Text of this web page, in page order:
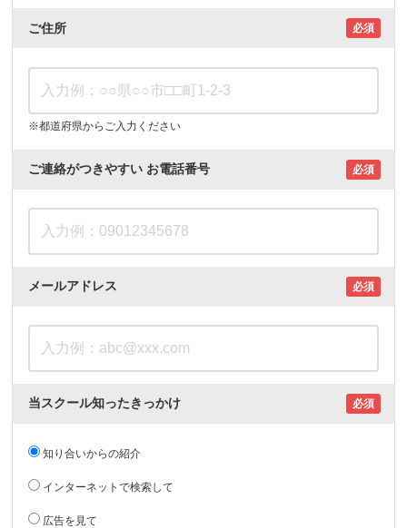
ご住所 必須
※都道府県からご入力ください
ご連絡がつきやすい お電話番号 必須
メールアドレス 必須
当スクール知ったきっかけ 必須
知り合いからの紹介
インターネットで検索して
広告を見て